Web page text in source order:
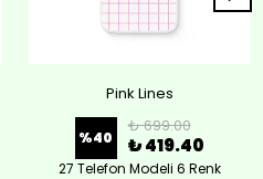
Pink Lines
%40
₺ 699.00
₺ 419.40
27 Telefon Modeli 6 Renk